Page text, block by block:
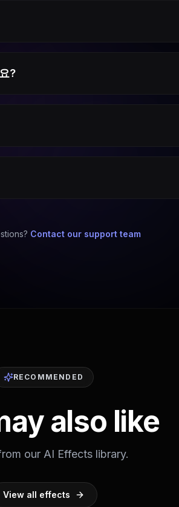
?
Contact our support team
RECOMMENDED
also like
our AI Effects library.
View all effects